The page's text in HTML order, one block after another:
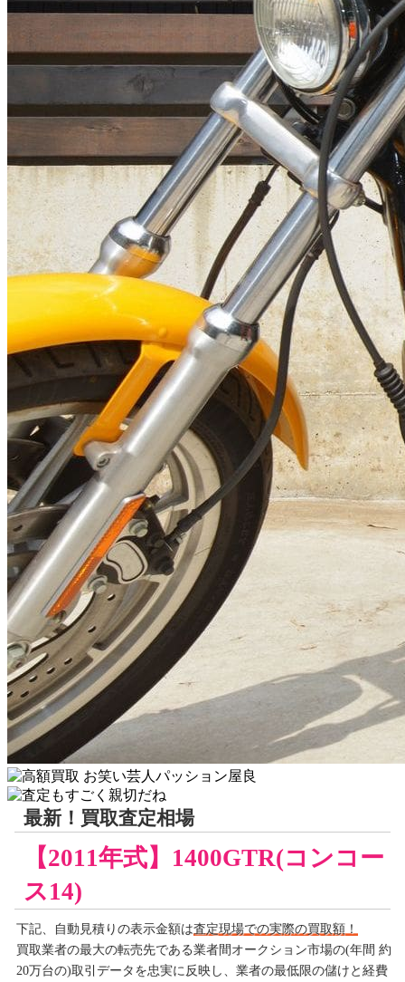
最新！買取査定相場
【2011年式】1400GTR(コンコー
ス14)
下記、自動見積りの表示金額は査定現場での実際の買取額！
買取業者の最大の転売先である業者間オークション市場の(年間 約
20万台の)取引データを忠実に反映し、業者の最低限の儲けと経費